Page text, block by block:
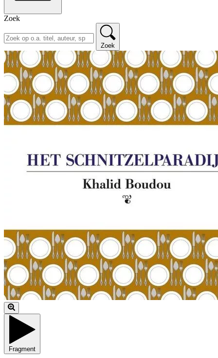
Zoek
Zoek
Fragment